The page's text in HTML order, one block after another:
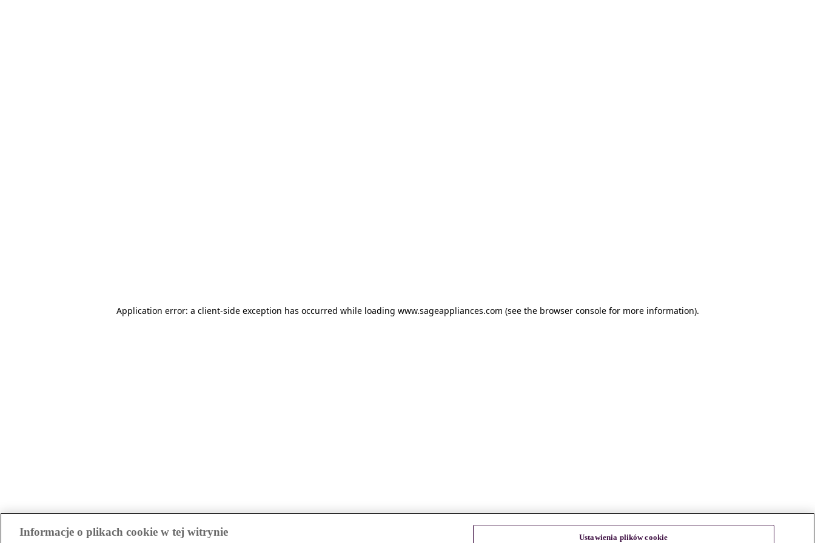
Application error: a client-side exception has occurred while loading www.sageappliances.com (see the browser console for more information).
Informacje o plikach cookie w tej witrynie Ustawienia plików cookie